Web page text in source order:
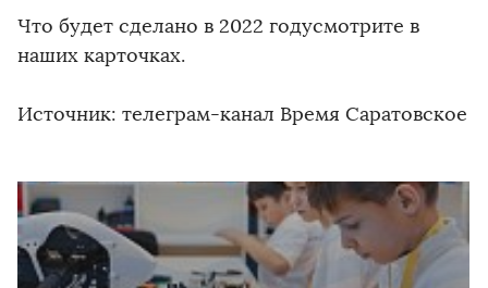
Что будет сделано в 2022 годусмотрите в
наших карточках.
Источник: телеграм-канал Время Саратовское